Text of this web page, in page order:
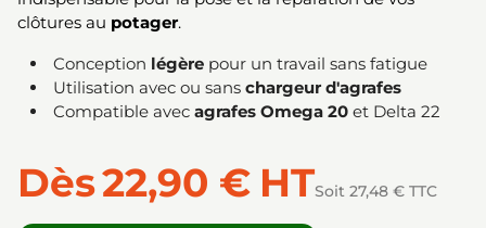
clôtures au potager.
Conception légère pour un travail sans fatigue
Utilisation avec ou sans chargeur d'agrafes
Compatible avec agrafes Omega 20 et Delta 22
Dès22,90 € HTSoit 27,48 € TTC